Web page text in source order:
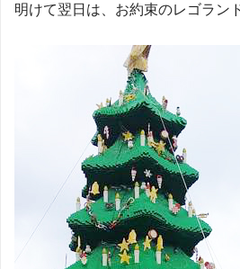
明けて翌日は、お約束のレゴラン